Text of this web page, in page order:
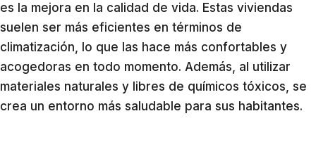
es la mejora en la calidad de vida. Estas viviendas
suelen ser más eficientes en términos de
climatización, lo que las hace más confortables y
acogedoras en todo momento. Además, al utilizar
materiales naturales y libres de químicos tóxicos, se
crea un entorno más saludable para sus habitantes.